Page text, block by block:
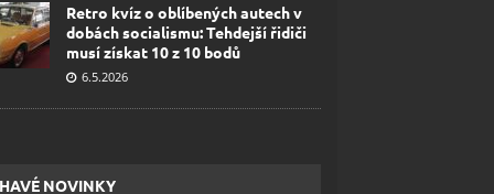
Retro kvíz o oblíbených autech v
dobách socialismu: Tehdejší řidiči
musí získat 10 z 10 bodů
6.5.2026
NOVINKY